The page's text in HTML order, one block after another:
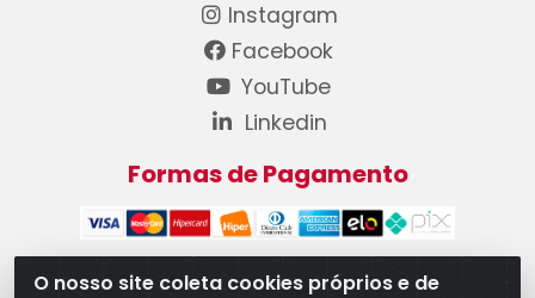
O nosso site coleta cookies próprios e de
Instagram
Facebook
YouTube
Linkedin
Formas de Pagamento